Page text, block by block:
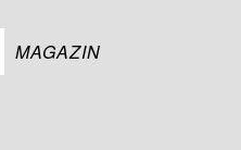
MAGAZIN